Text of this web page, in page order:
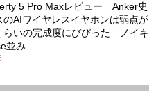
5 Pro Maxレビュー Anker史
のAIワイヤレスイヤホンは弱点が
らいの完成度にびびった ノイキ
並み